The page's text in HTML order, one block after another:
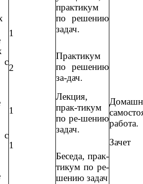
с
с
1
2
1
1
практикум
по решению
задач.
Практикум
по решению
за-дач.
Лекция,
прак-тикум
по ре-шению
задач.
Беседа, прак-
тикум по ре-
шению задач
работа.
Зачет